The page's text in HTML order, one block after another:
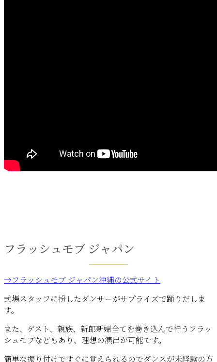
フラッシュモブ ジャパン
→フラッシュモブ ジャパン沖縄の公式サイト
式場スタッフに扮したダンサーがサプライズで踊りだしま
す。
また、ゲスト、親族、新郎新婦全てを巻き込んで行うフラッ
シュモブなどもあり、理想の演出が可能です。
簡単な振り付けですぐに覚えられるのでダンスが未経験の方